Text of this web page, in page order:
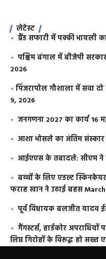
लेटेस्ट
ग्रैंड सफारी में पक्की भायली
पश्चिम बंगाल में बीजेपी
2026
​पिंजरापोल गौशाला में सवा दो
9, 2026
जनगणना 2027 का कार्य 16
आशा भोसले का अंतिम
आईएएस के तबादले: सीएम ने
बच्चों के लिए एडल्ट
फराह खान ने उठाई बहस
पूर्व विधायक बलजीत यादव
गैंगस्टर्स, हार्डकोर
लिप्त गिरोहों के विरूद्ध हो सख्त